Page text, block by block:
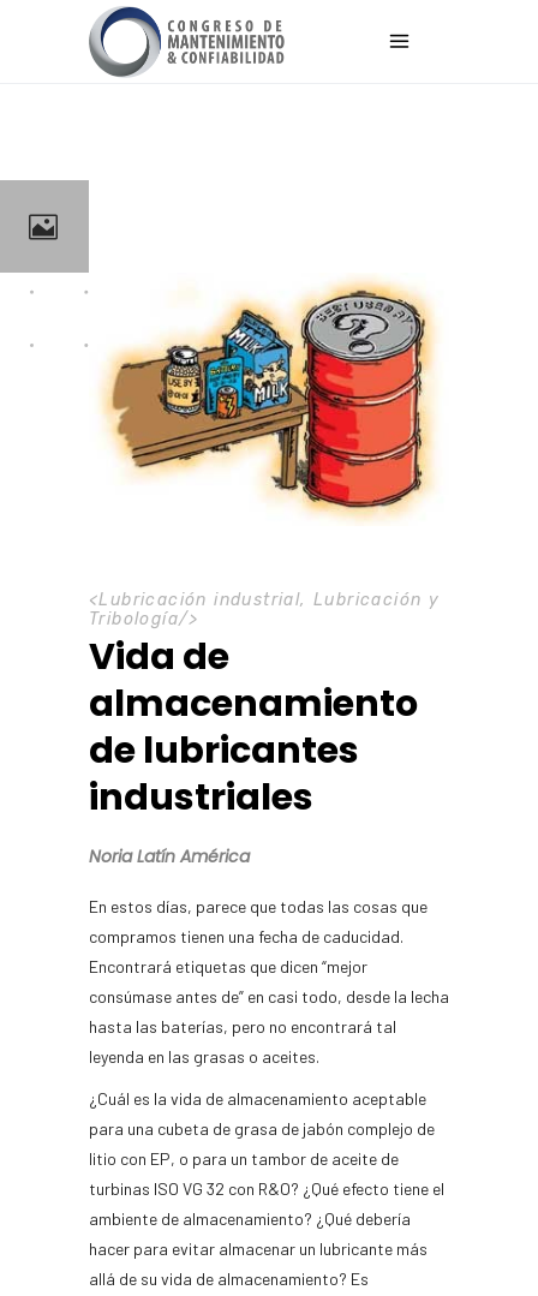
<Lubricación industrial,Lubricación y
Tribología/>
Vida de
almacenamiento
de lubricantes
industriales
Noria Latín América
En estos días, parece que todas las cosas que
compramos tienen una fecha de caducidad.
Encontrará etiquetas que dicen “mejor
consúmase antes de” en casi todo, desde la lecha
hasta las baterías, pero no encontrará tal
leyenda en las grasas o aceites.
¿Cuál es la vida de almacenamiento aceptable
para una cubeta de grasa de jabón complejo de
litio con EP, o para un tambor de aceite de
turbinas ISO VG 32 con R&O? ¿Qué efecto tiene el
ambiente de almacenamiento? ¿Qué debería
hacer para evitar almacenar un lubricante más
allá de su vida de almacenamiento? Es